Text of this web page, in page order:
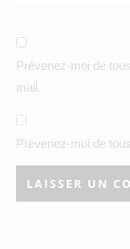
Prévenez-moi de
mail.
Prévenez-moi de